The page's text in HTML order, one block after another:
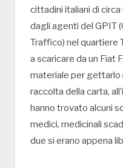
cittadini italiani di
dagli agenti del GPIT
Traffico) nel quartiere
a scaricare da un Fiat
materiale per gettarlo
raccolta della carta,
hanno trovato alcuni
medici, medicinali
due si erano appena